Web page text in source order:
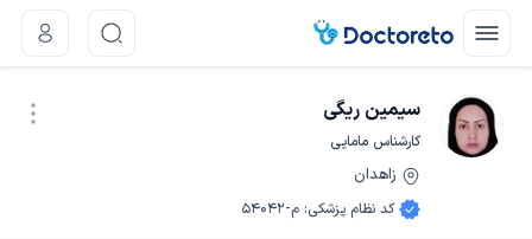
سیمین ریگی
کارشناس مامایی
زاهدان
کد نظام پزشکی: م-54042